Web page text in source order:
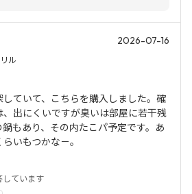
2026-07-16
ル
ていて、こちらを購入しました。確
出にくいですが臭いは部屋に若干残
もあり、その内たこパ予定です。あ
いもつかな－。
しています